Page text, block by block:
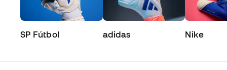
SP Fútbol adidas Nike